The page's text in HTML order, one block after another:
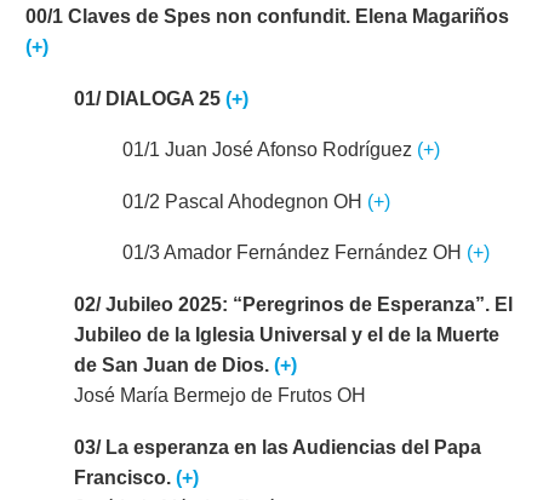
00/1 Claves de Spes non confundit. Elena Magariños
(+)
01/ DIALOGA 25 (+)
01/1 Juan José Afonso Rodríguez (+)
01/2 Pascal Ahodegnon OH (+)
01/3 Amador Fernández Fernández OH (+)
02/ Jubileo 2025: “Peregrinos de Esperanza”. El
Jubileo de la Iglesia Universal y el de la Muerte
de San Juan de Dios. (+)
José María Bermejo de Frutos OH
03/ La esperanza en las Audiencias del Papa
Francisco. (+)